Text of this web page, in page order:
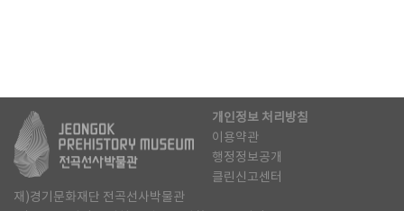
개인정보 처리방침
이용약관
행정정보공개
클린신고센터
재)경기문화재단 전곡선사박물관